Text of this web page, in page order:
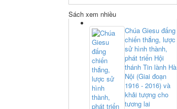
Sách xem nhiều
Chúa Giesu đấng
chiến thắng, lược
sử hình thành,
phát triển Hội
thánh Tin lành Hà
Nội (Giai đoạn
1916 - 2016) và
khải tượng cho
tương lai